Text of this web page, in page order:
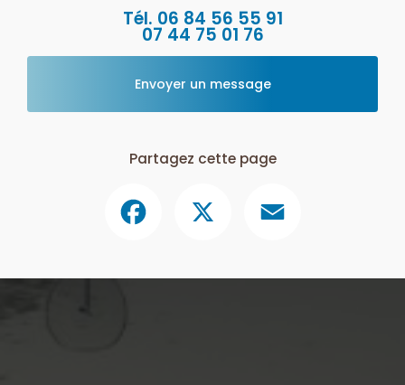
Tél. 06 84 56 55 91
07 44 75 01 76
Envoyer un message
Partagez cette page